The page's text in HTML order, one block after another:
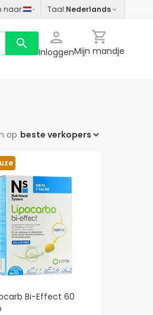
naar: Taal:Nederlands
InloggenMijn mandje
op
Bi-Effect 60